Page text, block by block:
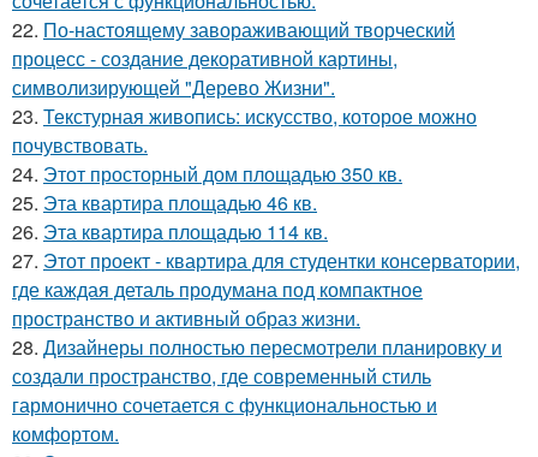
22. По-настоящему завораживающий творческий
процесс - создание декоративной картины,
символизирующей "Дерево Жизни".
23. Текстурная живопись: искусство, которое можно
почувствовать.
24. Этот просторный дом площадью 350 кв.
25. Эта квартира площадью 46 кв.
26. Эта квартира площадью 114 кв.
27. Этот проект - квартира для студентки консерватории,
где каждая деталь продумана под компактное
пространство и активный образ жизни.
28. Дизайнеры полностью пересмотрели планировку и
создали пространство, где современный стиль
гармонично сочетается с функциональностью и
комфортом.